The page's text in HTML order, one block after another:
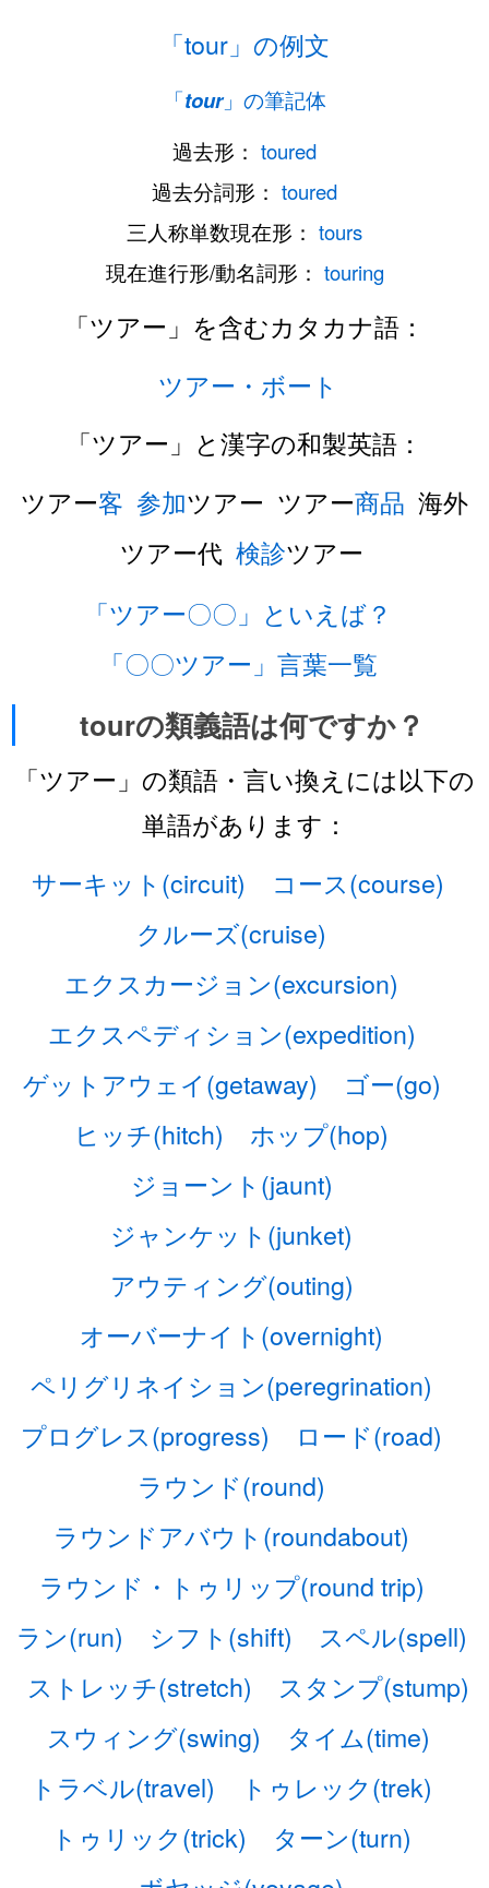
「tour」の例文
「tour」の筆記体
過去形： toured
過去分詞形： toured
三人称単数現在形： tours
現在進行形/動名詞形： touring
「ツアー」を含むカタカナ語：
ツアー・ボート
「ツアー」と漢字の和製英語：
ツアー客 参加ツアー ツアー商品 海外
ツアー代 検診ツアー
「ツアー〇〇」といえば？
「〇〇ツアー」言葉一覧
tourの類義語は何ですか？
「ツアー」の類語・言い換えには以下の
単語があります：
サーキット(circuit)
コース(course)
クルーズ(cruise)
エクスカージョン(excursion)
エクスペディション(expedition)
ゲットアウェイ(getaway)
ゴー(go)
ヒッチ(hitch)
ホップ(hop)
ジョーント(jaunt)
ジャンケット(junket)
アウティング(outing)
オーバーナイト(overnight)
ペリグリネイション(peregrination)
プログレス(progress)
ロード(road)
ラウンド(round)
ラウンドアバウト(roundabout)
ラウンド・トゥリップ(round trip)
ラン(run)
シフト(shift)
スペル(spell)
ストレッチ(stretch)
スタンプ(stump)
スウィング(swing)
タイム(time)
トラベル(travel)
トゥレック(trek)
トゥリック(trick)
ターン(turn)